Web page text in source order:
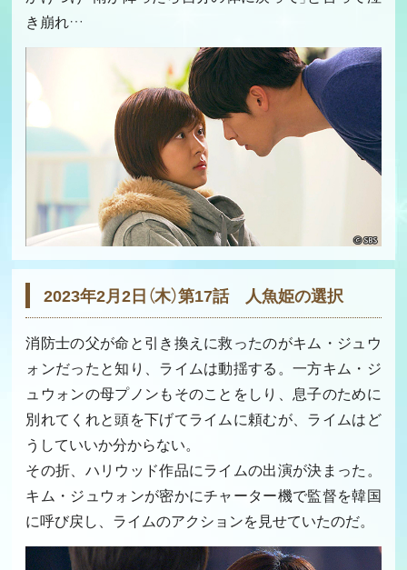
き崩れ…
2023年2月2日（木）第17話 人魚姫の選択
消防士の父が命と引き換えに救ったのがキム・ジュウ
ォンだったと知り、ライムは動揺する。一方キム・ジ
ュウォンの母プノンもそのことをしり、息子のために
別れてくれと頭を下げてライムに頼むが、ライムはど
うしていいか分からない。
その折、ハリウッド作品にライムの出演が決まった。
キム・ジュウォンが密かにチャーター機で監督を韓国
に呼び戻し、ライムのアクションを見せていたのだ。